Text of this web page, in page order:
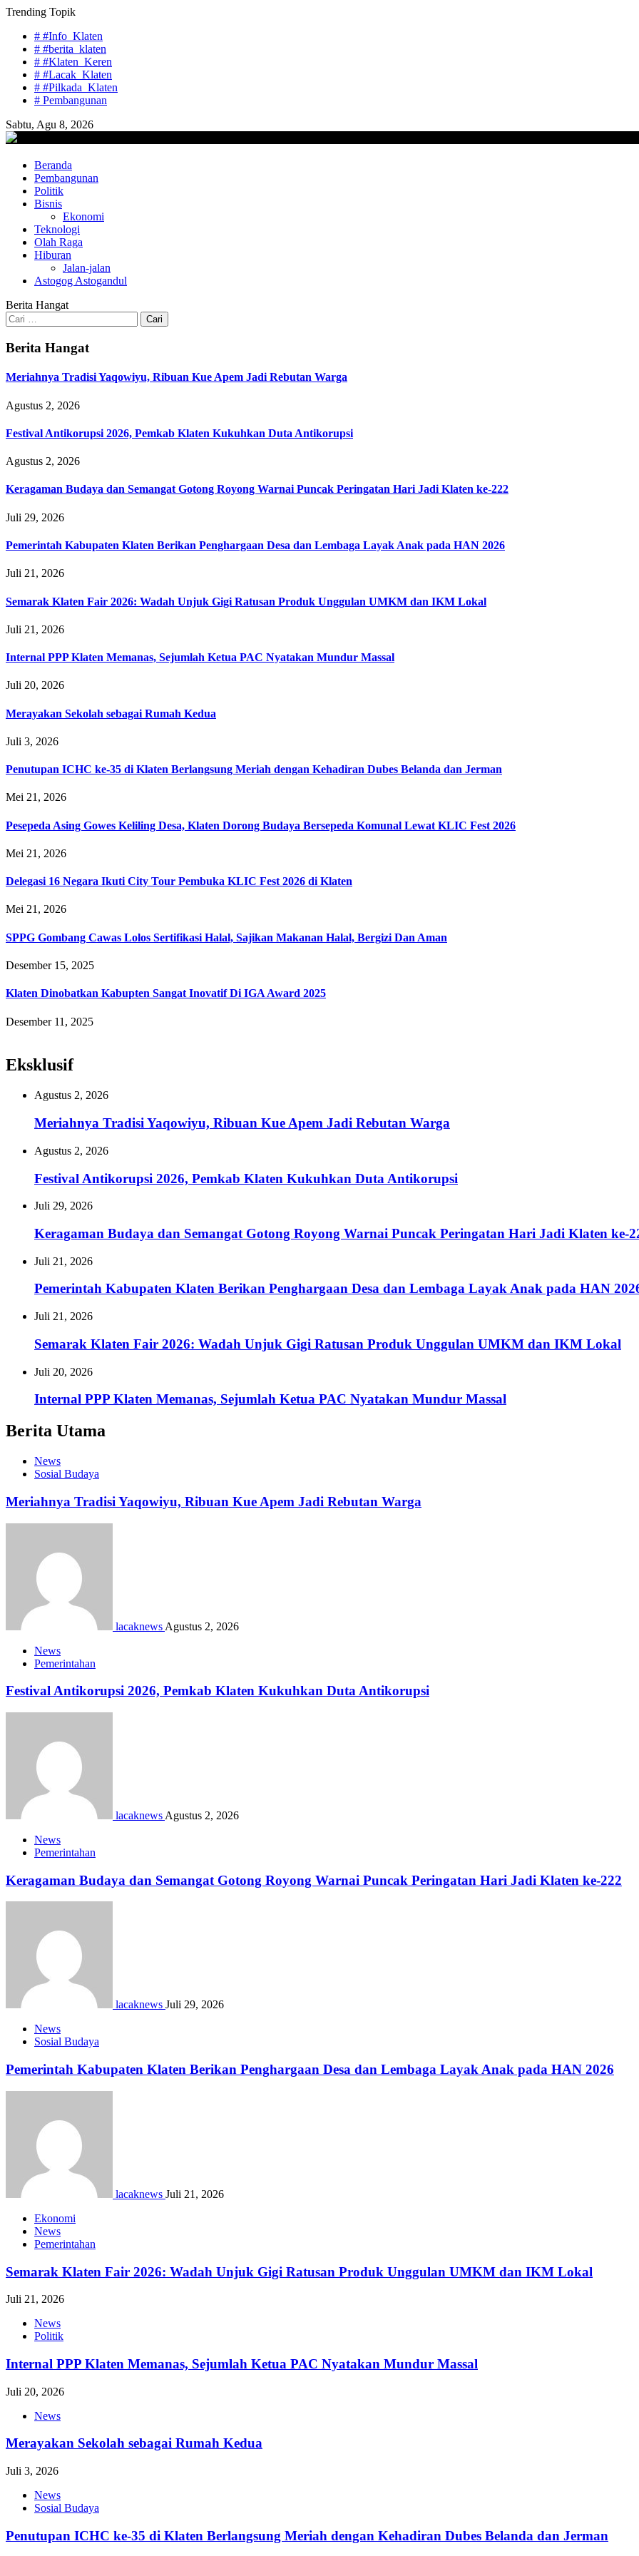
Skip
content
Trending Topik
# #Info_Klaten
# #berita_klaten
# #Klaten_Keren
# #Lacak_Klaten
# #Pilkada_Klaten
# Pembangunan
Sabtu, Agu 8, 2026
lacaknews.com
Lacak Gaya Baru
Beranda
Pembangunan
Politik
Bisnis
Ekonomi
Teknologi
Olah Raga
Hiburan
Jalan-jalan
Astogog Astogandul
Berita Hangat
Cari
untuk:
Berita Hangat
Meriahnya Tradisi Yaqowiyu, Ribuan Kue Apem Jadi Rebutan Warga
Agustus 2, 2026
Festival Antikorupsi 2026, Pemkab Klaten Kukuhkan Duta Antikorupsi
Agustus 2, 2026
Keragaman Budaya dan Semangat Gotong Royong Warnai Puncak Peringatan Hari Jadi Klaten ke-222
Juli 29, 2026
Pemerintah Kabupaten Klaten Berikan Penghargaan Desa dan Lembaga Layak Anak pada HAN 2026
Juli 21, 2026
Semarak Klaten Fair 2026: Wadah Unjuk Gigi Ratusan Produk Unggulan UMKM dan IKM Lokal
Juli 21, 2026
Internal PPP Klaten Memanas, Sejumlah Ketua PAC Nyatakan Mundur Massal
Juli 20, 2026
Merayakan Sekolah sebagai Rumah Kedua
Juli 3, 2026
Penutupan ICHC ke-35 di Klaten Berlangsung Meriah dengan Kehadiran Dubes Belanda dan Jerman
Mei 21, 2026
Pesepeda Asing Gowes Keliling Desa, Klaten Dorong Budaya Bersepeda Komunal Lewat KLIC Fest 2026
Mei 21, 2026
Delegasi 16 Negara Ikuti City Tour Pembuka KLIC Fest 2026 di Klaten
Mei 21, 2026
SPPG Gombang Cawas Lolos Sertifikasi Halal, Sajikan Makanan Halal, Bergizi Dan Aman
Desember 15, 2025
Klaten Dinobatkan Kabupten Sangat Inovatif Di IGA Award 2025
Desember 11, 2025
Eksklusif
Agustus 2, 2026
Meriahnya Tradisi Yaqowiyu, Ribuan Kue Apem Jadi Rebutan Warga
Agustus 2, 2026
Festival Antikorupsi 2026, Pemkab Klaten Kukuhkan Duta Antikorupsi
Juli 29, 2026
Keragaman Budaya dan Semangat Gotong Royong Warnai Puncak Peringatan Hari Jadi Klaten ke-
Juli 21, 2026
Pemerintah Kabupaten Klaten Berikan Penghargaan Desa dan Lembaga Layak Anak pada HAN
Juli 21, 2026
Semarak Klaten Fair 2026: Wadah Unjuk Gigi Ratusan Produk Unggulan UMKM dan IKM Lokal
Juli 20, 2026
Internal PPP Klaten Memanas, Sejumlah Ketua PAC Nyatakan Mundur Massal
Berita Utama
News
Sosial Budaya
Meriahnya Tradisi Yaqowiyu, Ribuan Kue Apem Jadi Rebutan Warga
lacaknews Agustus 2, 2026
News
Pemerintahan
Festival Antikorupsi 2026, Pemkab Klaten Kukuhkan Duta Antikorupsi
lacaknews Agustus 2, 2026
News
Pemerintahan
Keragaman Budaya dan Semangat Gotong Royong Warnai Puncak Peringatan Hari Jadi Klaten ke-222
lacaknews Juli 29, 2026
News
Sosial Budaya
Pemerintah Kabupaten Klaten Berikan Penghargaan Desa dan Lembaga Layak Anak pada HAN 2026
lacaknews Juli 21, 2026
Ekonomi
News
Pemerintahan
Semarak Klaten Fair 2026: Wadah Unjuk Gigi Ratusan Produk Unggulan UMKM dan IKM Lokal
Juli 21, 2026
News
Politik
Internal PPP Klaten Memanas, Sejumlah Ketua PAC Nyatakan Mundur Massal
Juli 20, 2026
News
Merayakan Sekolah sebagai Rumah Kedua
Juli 3, 2026
News
Sosial Budaya
Penutupan ICHC ke-35 di Klaten Berlangsung Meriah dengan Kehadiran Dubes Belanda dan Jerman